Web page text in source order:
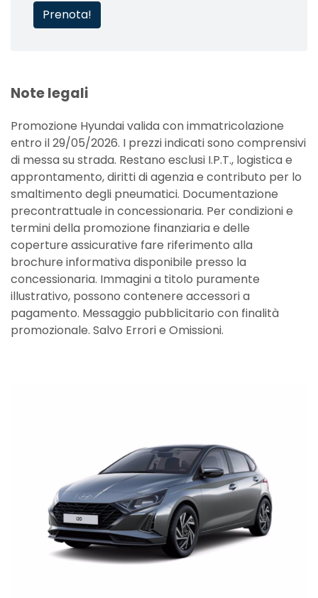
Prenota!
Note legali
Promozione Hyundai valida con immatricolazione
entro il 29/05/2026. I prezzi indicati sono comprensivi
di messa su strada. Restano esclusi I.P.T., logistica e
approntamento, diritti di agenzia e contributo per lo
smaltimento degli pneumatici. Documentazione
precontrattuale in concessionaria. Per condizioni e
termini della promozione finanziaria e delle
coperture assicurative fare riferimento alla
brochure informativa disponibile presso la
concessionaria. Immagini a titolo puramente
illustrativo, possono contenere accessori a
pagamento. Messaggio pubblicitario con finalità
promozionale. Salvo Errori e Omissioni.